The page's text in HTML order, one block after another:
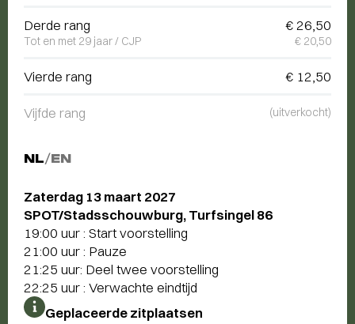
NL/EN
Zaterdag 13 maart 2027
SPOT/Stadsschouwburg, Turfsingel 86
19:00 uur : Start voorstelling
21:00 uur : Pauze
21:25 uur: Deel twee voorstelling
22:25 uur : Verwachte eindtijd
Geplaceerde zitplaatsen
Derde rang € 26,50
Tot en met 29 jaar / CJP € 20,50
Vierde rang € 12,50
Vijfde rang (uitverkocht)